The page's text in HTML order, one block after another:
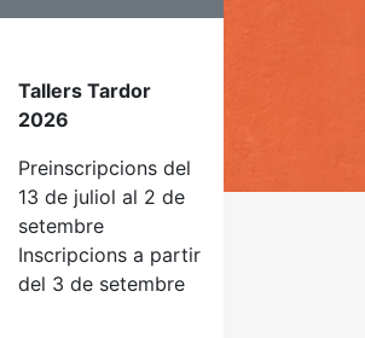
Tallers Tardor
2026
Preinscripcions del
13 de juliol al 2 de
setembre
Inscripcions a partir
del 3 de setembre